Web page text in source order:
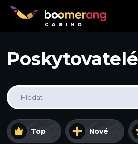
Poskytovatelé
Top Nové
Hledat